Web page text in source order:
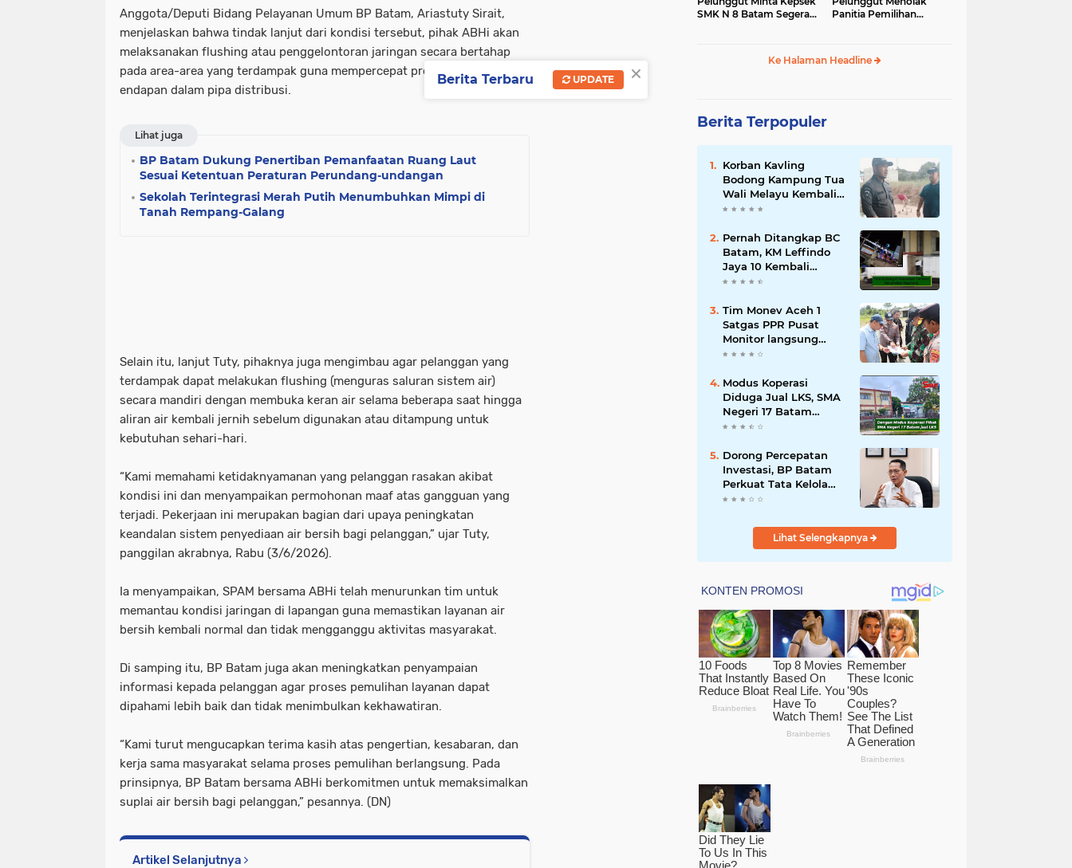
Anggota/Deputi Bidang Pelayanan Umum BP Batam, Ariastuty Sirait,
menjelaskan bahwa tindak lanjut dari kondisi tersebut, pihak ABHi akan
melaksanakan flushing atau penggelontoran jaringan secara bertahap
pada area-area yang terdampak guna mempercepat proses pembersihan
endapan dalam pipa distribusi.
Lihat juga
BP Batam Dukung Penertiban Pemanfaatan Ruang Laut
Sesuai Ketentuan Peraturan Perundang-undangan
Sekolah Terintegrasi Merah Putih Menumbuhkan Mimpi di
Tanah Rempang-Galang
Selain itu, lanjut Tuty, pihaknya juga mengimbau agar pelanggan yang
terdampak dapat melakukan flushing (menguras saluran sistem air)
secara mandiri dengan membuka keran air selama beberapa saat hingga
aliran air kembali jernih sebelum digunakan atau ditampung untuk
kebutuhan sehari-hari.
“Kami memahami ketidaknyamanan yang pelanggan rasakan akibat
kondisi ini dan menyampaikan permohonan maaf atas gangguan yang
terjadi. Pekerjaan ini merupakan bagian dari upaya peningkatan
keandalan sistem penyediaan air bersih bagi pelanggan,” ujar Tuty,
panggilan akrabnya, Rabu (3/6/2026).
Ia menyampaikan, SPAM bersama ABHi telah menurunkan tim untuk
memantau kondisi jaringan di lapangan guna memastikan layanan air
bersih kembali normal dan tidak mengganggu aktivitas masyarakat.
Di samping itu, BP Batam juga akan meningkatkan penyampaian
informasi kepada pelanggan agar proses pemulihan layanan dapat
dipahami lebih baik dan tidak menimbulkan kekhawatiran.
“Kami turut mengucapkan terima kasih atas pengertian, kesabaran, dan
kerja sama masyarakat selama proses pemulihan berlangsung. Pada
prinsipnya, BP Batam bersama ABHi berkomitmen untuk memaksimalkan
suplai air bersih bagi pelanggan,” pesannya. (DN)
Artikel Selanjutnya
SMK N 8 Batam Segera
Panitia Pemilihan
Ke Halaman Headline
Berita Terpopuler
Korban Kavling
Bodong Kampung Tua
Wali Melayu Kembali
Didatangi Ditpam BP
Pernah Ditangkap BC
Batam, KM Leffindo
Jaya 10 Kembali
Beroperasi Lewat
Tim Monev Aceh 1
Satgas PPR Pusat
Monitor langsung
Penanganan Bencana
Meriah Aceh
Modus Koperasi
Diduga Jual LKS, SMA
Negeri 17 Batam
Potensi Raup Rp300
Dorong Percepatan
Investasi, BP Batam
Perkuat Tata Kelola
Pertanahan melalui
Lihat Selengkapnya
×
Berita Terbaru UPDATE